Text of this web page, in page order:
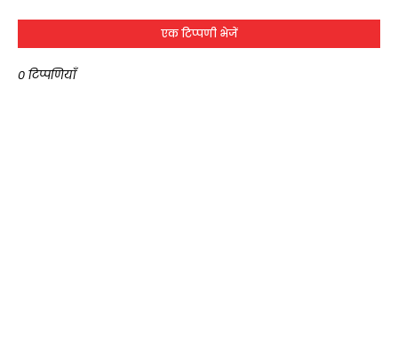
एक टिप्पणी भेजें
0 टिप्पणियाँ